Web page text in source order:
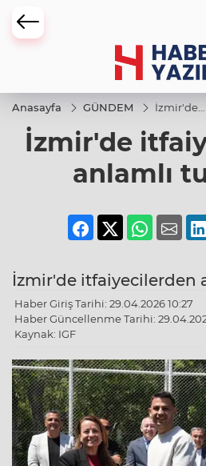
Anasayfa GÜNDEM
İzmir'de
anlamlı
turnuva
İzmir'de
anlamlı
İzmir'de itfaiyecilerden
Haber Giriş Tarihi: 29.04.2026 10:27
Haber Güncellenme Tarihi:
Kaynak: IGF